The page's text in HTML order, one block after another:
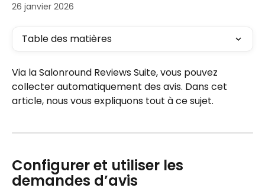
26 janvier 2026
Table des matières
Via la Salonround Reviews Suite, vous pouvez
collecter automatiquement des avis. Dans cet
article, nous vous expliquons tout à ce sujet.
Configurer et utiliser les
demandes d’avis